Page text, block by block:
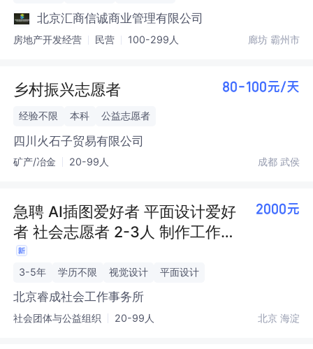
北京汇商信诚商业管理有限公司
房地产开发经营 民营 100-299人 廊坊 霸州市
乡村振兴志愿者 80-100元/天
经验不限 本科 公益志愿者
四川火石子贸易有限公司
矿产/冶金 20-99人 成都 武侯
急聘 AI插图爱好者 平面设计爱好
者 社会志愿者 2-3人 制作工作…
2000元
3-5年 学历不限 视觉设计 平面设计
北京睿成社会工作事务所
社会团体与公益组织 20-99人 北京 海淀